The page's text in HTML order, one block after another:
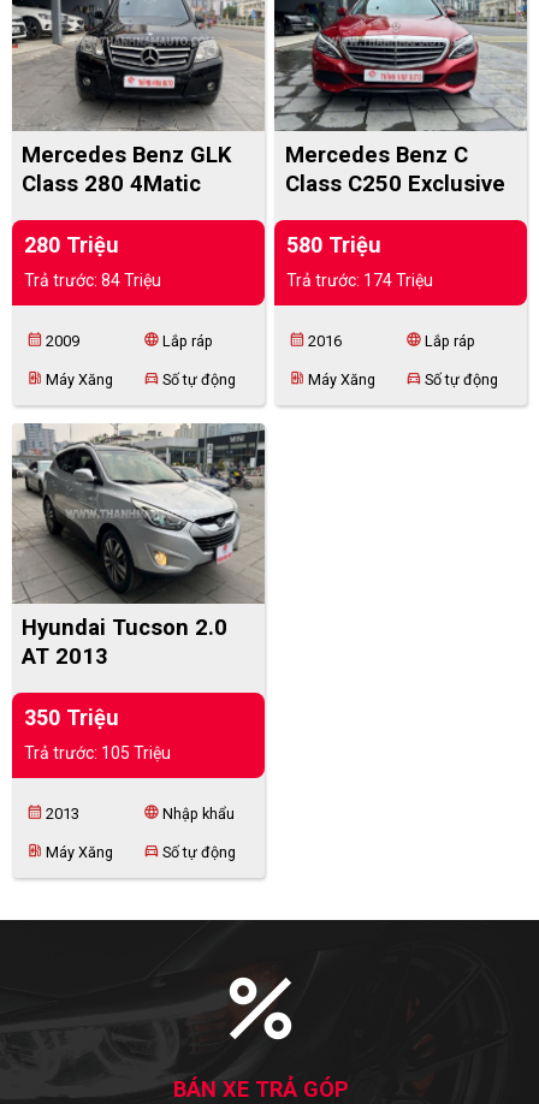
Mercedes Benz GLK
Class 280 4Matic
280 Triệu
Trả trước: 84 Triệu
calendar_month 2009 language Lắp ráp
ev_station Máy Xăng directions_car Số tự động
Mercedes Benz C
Class C250 Exclusive
580 Triệu
Trả trước: 174 Triệu
calendar_month 2016 language Lắp ráp
ev_station Máy Xăng directions_car Số tự động
Hyundai Tucson 2.0
AT 2013
350 Triệu
Trả trước: 105 Triệu
calendar_month 2013 language Nhập khẩu
ev_station Máy Xăng directions_car Số tự động
percent
BÁN XE TRẢ GÓP